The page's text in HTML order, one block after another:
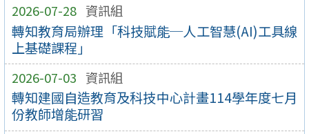
2026-07-28 資訊組
轉知教育局辦理「科技賦能─人工智慧(AI)工具線
上基礎課程」
2026-07-03 資訊組
轉知建國自造教育及科技中心計畫114學年度七月
份教師增能研習